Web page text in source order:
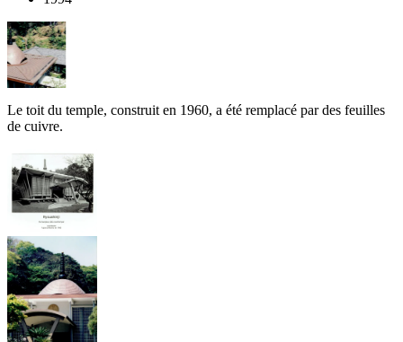
Le toit du temple, construit en 1960, a été remplacé par des feuilles
de cuivre.